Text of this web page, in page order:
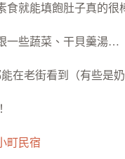
食就能填飽肚子真的很
一些蔬菜、干貝羹湯…
在老街看到（有些是
町民宿